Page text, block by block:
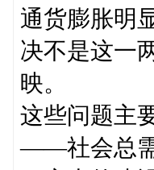
通货膨胀明
决不是这一
映。
这些问题主
——社会总需